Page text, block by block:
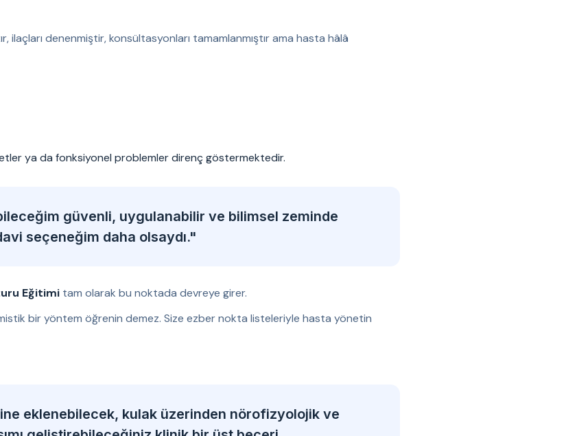
ilaçları denenmiştir, konsültasyonları tamamlanmıştır ama hasta hâlâ
ya da fonksiyonel problemler direnç göstermektedir.
güvenli, uygulanabilir ve bilimsel zeminde
seçeneğim daha olsaydı."
Eğitimi tam olarak bu noktada devreye girer.
mistik bir yöntem öğrenin demez. Size ezber nokta listeleriyle hasta yönetin
eklenebilecek, kulak üzerinden nörofizyolojik ve